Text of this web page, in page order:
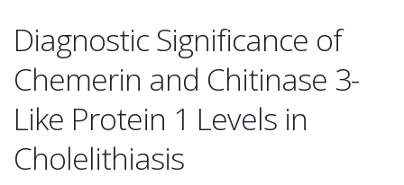
Diagnostic Significance of
Chemerin and Chitinase 3-
Like Protein 1 Levels in
Cholelithiasis